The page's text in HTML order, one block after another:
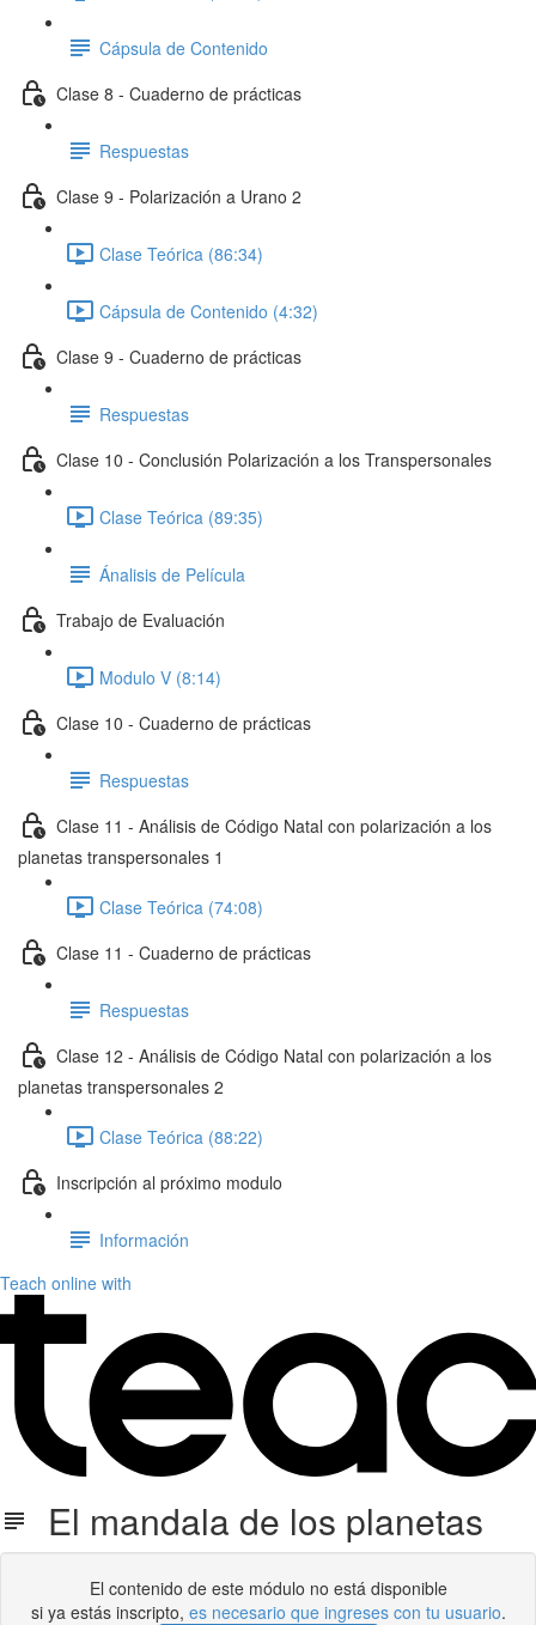
Cápsula de Contenido
Clase 8 - Cuaderno de prácticas
Respuestas
Clase 9 - Polarización a Urano 2
Clase Teórica (86:34)
Cápsula de Contenido (4:32)
Clase 9 - Cuaderno de prácticas
Respuestas
Clase 10 - Conclusión Polarización a los Transpersonales
Clase Teórica (89:35)
Ánalisis de Película
Trabajo de Evaluación
Modulo V (8:14)
Clase 10 - Cuaderno de prácticas
Respuestas
Clase 11 - Análisis de Código Natal con polarización a los
planetas transpersonales 1
Clase Teórica (74:08)
Clase 11 - Cuaderno de prácticas
Respuestas
Clase 12 - Análisis de Código Natal con polarización a los
planetas transpersonales 2
Clase Teórica (88:22)
Inscripción al próximo modulo
Información
Teach online with
El mandala de los planetas
El contenido de este módulo no está disponible
si ya estás inscripto, es necesario que ingreses con tu usuario.